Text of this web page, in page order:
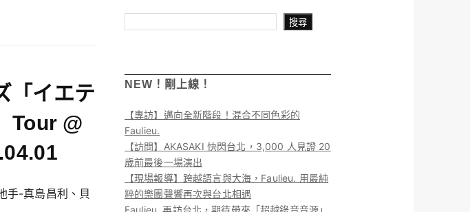
「イエテ
Tour @
手-真島昌利、貝
搜尋
NEW！剛上線！
【專訪】邁向全新階段！混合不同色彩的
Faulieu.
【訪問】AKASAKI 快閃台北，3,000 人見證 20
歲前最後一場演出
【現場報導】跨越語言與大海，Faulieu. 用最純
粹的樂團聲響再次與台北相遇